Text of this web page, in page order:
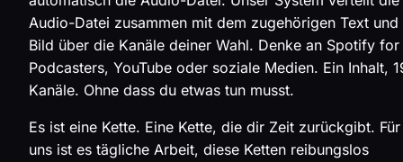
Audio-Datei zusammen mit dem zugehörigen Text und
Bild über die Kanäle deiner Wahl. Denke an Spotify for
Podcasters, YouTube oder soziale Medien. Ein Inhalt,
Kanäle. Ohne dass du etwas tun musst.
Es ist eine Kette. Eine Kette, die dir Zeit zurückgibt. Für
uns ist es tägliche Arbeit, diese Ketten reibungslos